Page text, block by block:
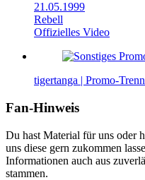
21.05.1999
Rebell
Offizielles Video
tigertanga | Promo-
Fan-Hinweis
Du hast Material für uns oder
uns diese gern zukommen
Informationen auch aus
stammen.